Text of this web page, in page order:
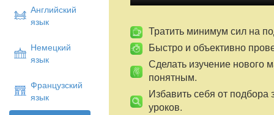
Английский
язык
Немецкий
язык
Французский
язык
Тратить минимум сил на
Быстро и объективно
Сделать изучение нового
понятным.
Избавить себя от подбора
уроков.